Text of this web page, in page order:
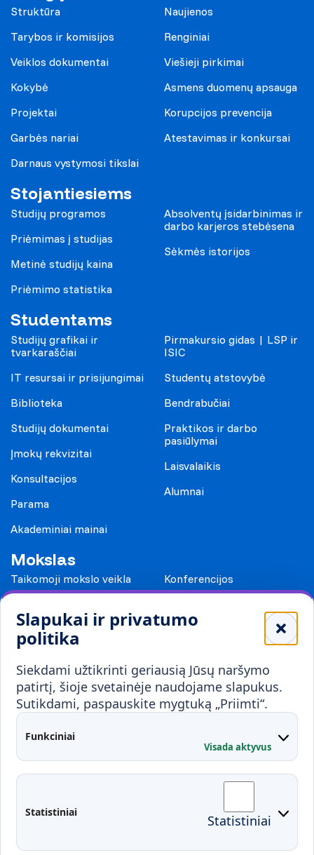
Slapukai ir privatumo
politika
Siekdami užtikrinti geriausią Jūsų naršymo
patirtį, šioje svetainėje naudojame slapukus.
Sutikdami, paspauskite mygtuką „Priimti“.
Funkciniai
Visada aktyvus
Statistiniai Statistiniai
Struktūra
Tarybos ir komisijos
Veiklos dokumentai
Kokybė
Projektai
Garbės nariai
Darnaus vystymosi tikslai
Naujienos
Renginiai
Viešieji pirkimai
Asmens duomenų apsauga
Korupcijos prevencija
Atestavimas ir konkursai
Stojantiesiems
Studijų programos
Priėmimas į studijas
Metinė studijų kaina
Priėmimo statistika
Absolventų įsidarbinimas ir
darbo karjeros stebėsena
Sėkmės istorijos
Studentams
Studijų grafikai ir
tvarkaraščiai
IT resursai ir prisijungimai
Biblioteka
Studijų dokumentai
Įmokų rekvizitai
Konsultacijos
Parama
Akademiniai mainai
Pirmakursio gidas | LSP ir
ISIC
Studentų atstovybė
Bendrabučiai
Praktikos ir darbo
pasiūlymai
Laisvalaikis
Alumnai
Mokslas
Taikomoji mokslo veikla
Konferencijos
Mokykloms
Visuomenei ir verslui
Mokymai ir konsultavimas
Partnerystės
Karjera
Kontaktai
Administracija
Fakultetai
Studentų atstovybė
Moodle